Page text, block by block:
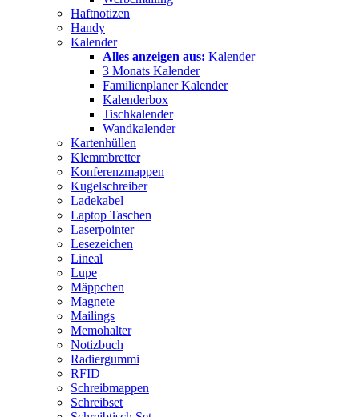
Haftnotizen
Handy
Kalender
Alles anzeigen aus: Kalender
3 Monats Kalender
Familienplaner Kalender
Kalenderbox
Tischkalender
Wandkalender
Kartenhüllen
Klemmbretter
Konferenzmappen
Kugelschreiber
Ladekabel
Laptop Taschen
Laserpointer
Lesezeichen
Lineal
Lupe
Mäppchen
Magnete
Mailings
Memohalter
Notizbuch
Radiergummi
RFID
Schreibmappen
Schreibset